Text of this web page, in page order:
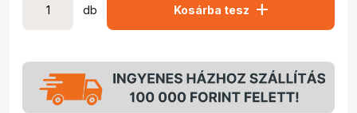
db Kosárba tesz add